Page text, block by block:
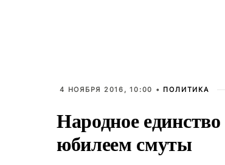
4 НОЯБРЯ 2016, 10:00 • ПОЛИТИКА
Народное
юбилеем смуты